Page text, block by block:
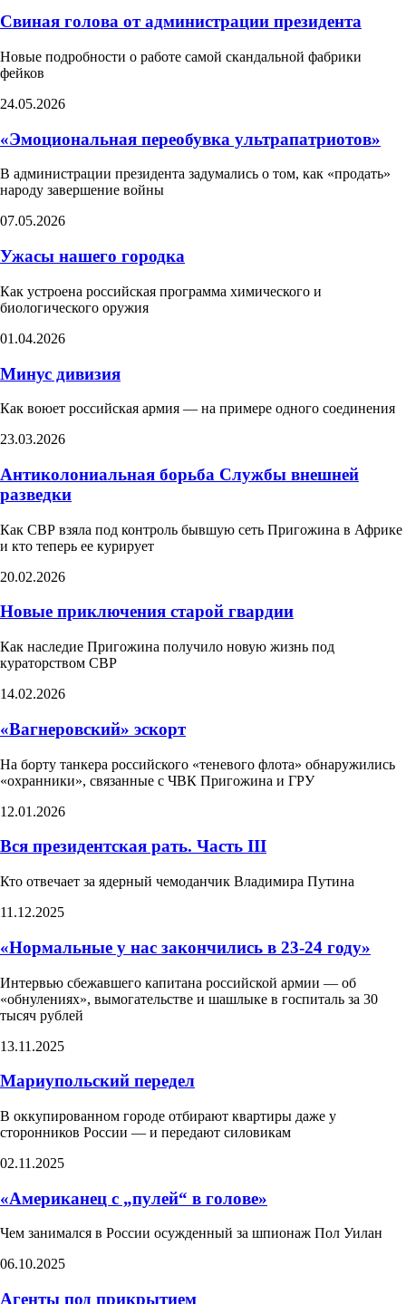
Свиная голова от администрации президента
Новые подробности о работе самой скандальной фабрики
фейков
24.05.2026
«Эмоциональная переобувка ультрапатриотов»
В администрации президента задумались о том, как «продать»
народу завершение войны
07.05.2026
Ужасы нашего городка
Как устроена российская программа химического и
биологического оружия
01.04.2026
Минус дивизия
Как воюет российская армия — на примере одного соединения
23.03.2026
Антиколониальная борьба Службы внешней
разведки
Как СВР взяла под контроль бывшую сеть Пригожина в Африке
и кто теперь ее курирует
20.02.2026
Новые приключения старой гвардии
Как наследие Пригожина получило новую жизнь под
кураторством СВР
14.02.2026
«Вагнеровский» эскорт
На борту танкера российского «теневого флота» обнаружились
«охранники», связанные с ЧВК Пригожина и ГРУ
12.01.2026
Вся президентская рать. Часть III
Кто отвечает за ядерный чемоданчик Владимира Путина
11.12.2025
«Нормальные у нас закончились в 23-24 году»
Интервью сбежавшего капитана российской армии — об
«обнулениях», вымогательстве и шашлыке в госпиталь за 30
тысяч рублей
13.11.2025
Мариупольский передел
В оккупированном городе отбирают квартиры даже у
сторонников России — и передают силовикам
02.11.2025
«Американец с „пулей“ в голове»
Чем занимался в России осужденный за шпионаж Пол Уилан
06.10.2025
Агенты под прикрытием